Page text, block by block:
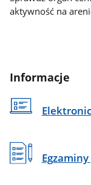
aktywność na
Informacje